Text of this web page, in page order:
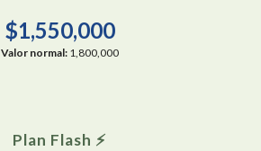
$1,550,000
Valor normal: 1,800,000
Plan Flash ⚡